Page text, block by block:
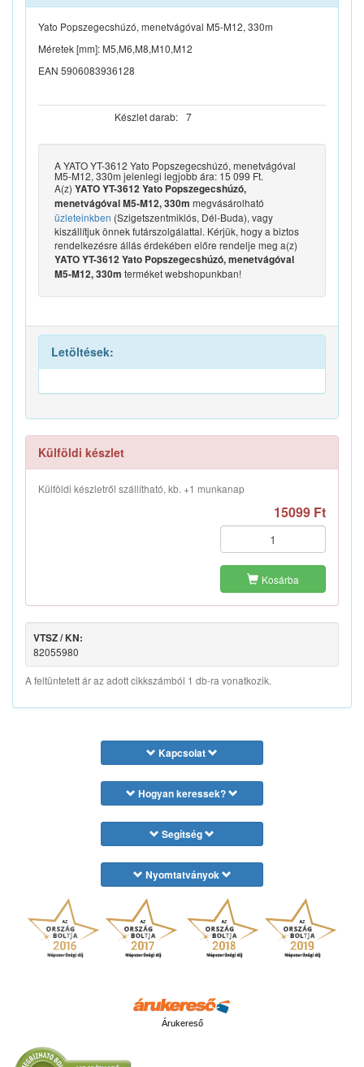
Yato Popszegecshúzó, menetvágóval M5-M12, 330m
Méretek [mm]: M5,M6,M8,M10,M12
EAN 5906083936128
Készlet darab: 7
A YATO YT-3612 Yato Popszegecshúzó, menetvágóval
M5-M12, 330m jelenlegi legjobb ára: 15 099 Ft.
A(z) YATO YT-3612 Yato Popszegecshúzó,
menetvágóval M5-M12, 330m megvásárolható
üzleteinkben (Szigetszentmiklós, Dél-Buda), vagy
kiszállítjuk önnek futárszolgálattal. Kérjük, hogy a biztos
rendelkezésre állás érdekében előre rendelje meg a(z)
YATO YT-3612 Yato Popszegecshúzó, menetvágóval
M5-M12, 330m terméket webshopunkban!
Letöltések:
Külföldi készlet
Külföldi készletről szállítható, kb. +1 munkanap
15099 Ft
Kosárba
VTSZ / KN:
82055980
A feltüntetett ár az adott cikkszámból 1 db-ra vonatkozik.
Kapcsolat
Hogyan keressek?
Segítség
Nyomtatványok
Árukereső